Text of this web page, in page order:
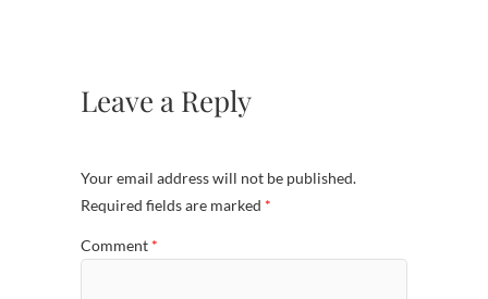
Leave a Reply
Your email address will not be published.
Required fields are marked *
Comment *